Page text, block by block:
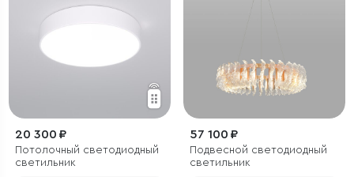
20 300 ₽
Потолочный светодиодный
светильник
57 100 ₽
Подвесной светодиодный
светильник